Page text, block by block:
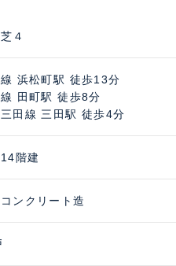
４
浜松町駅 徒歩13分
田町駅 徒歩8分
田線 三田駅 徒歩4分
階建
ンクリート造